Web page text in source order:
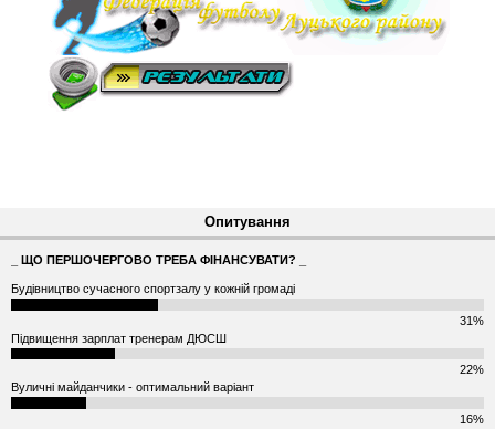
Опитування
_ ЩО ПЕРШОЧЕРГОВО ТРЕБА ФІНАНСУВАТИ? _
Будівництво сучасного спортзалу у кожній громаді
31%
Підвищення зарплат тренерам ДЮСШ
22%
Вуличні майданчики - оптимальний варіант
16%